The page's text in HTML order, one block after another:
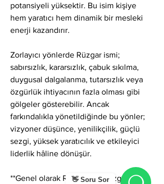
👋 Soru Sor
potansiyeli yüksektir. Bu isim kişiye
hem yaratıcı hem dinamik bir mesleki
enerji kazandırır.
Zorlayıcı yönlerde Rüzgar ismi;
sabırsızlık, kararsızlık, çabuk sıkılma,
duygusal dalgalanma, tutarsızlık veya
özgürlük ihtiyacının fazla olması gibi
gölgeler gösterebilir. Ancak
farkındalıkla yönetildiğinde bu yönler;
vizyoner düşünce, yenilikçilik, güçlü
sezgi, yüksek yaratıcılık ve etkileyici
liderlik hâline dönüşür.
**Genel olarak Rüzgar ismi; özgürlük,